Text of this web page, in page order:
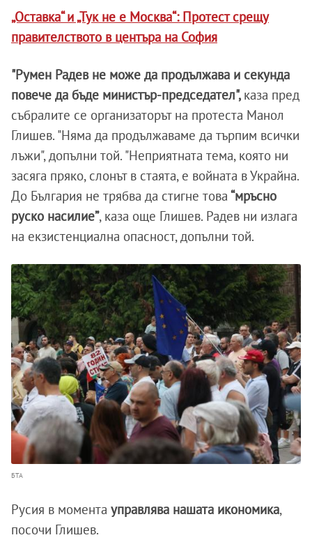
„Оставка“ и „Тук не е Москва“: Протест срещу
правителството в центъра на София
"Румен Радев не може да продължава и секунда
повече да бъде министър-председател", каза пред
събралите се организаторът на протеста Манол
Глишев. "Няма да продължаваме да търпим всички
лъжи", допълни той. "Неприятната тема, която ни
засяга пряко, слонът в стаята, е войната в Украйна.
До България не трябва да стигне това “мръсно
руско насилие”, каза още Глишев. Радев ни излага
на екзистенциална опасност, допълни той.
БТА
Русия в момента управлява нашата икономика,
посочи Глишев.